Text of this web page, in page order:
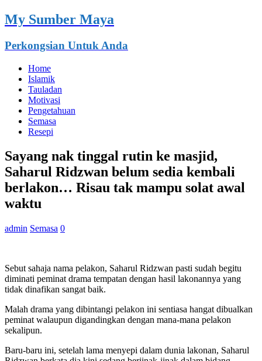
My Sumber Maya
Perkongsian Untuk Anda
Home
Islamik
Tauladan
Motivasi
Pengetahuan
Semasa
Resepi
Sayang nak tinggal rutin ke masjid,
Saharul Ridzwan belum sedia kembali
berlakon… Risau tak mampu solat awal
waktu
admin Semasa 0
Sebut sahaja nama pelakon, Saharul Ridzwan pasti sudah begitu
diminati peminat drama tempatan dengan hasil lakonannya yang
tidak dinafikan sangat baik.
Malah drama yang dibintangi pelakon ini sentiasa hangat dibualkan
peminat walaupun digandingkan dengan mana-mana pelakon
sekalipun.
Baru-baru ini, setelah lama menyepi dalam dunia lakonan, Saharul